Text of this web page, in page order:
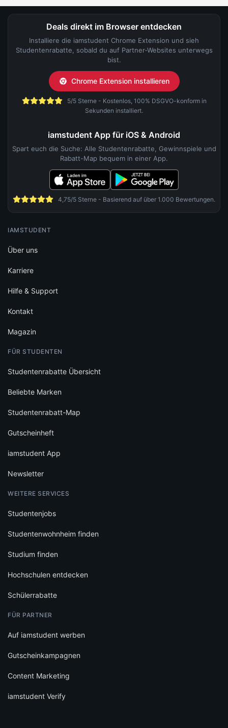
iamstudent App für iOS & Android
Spart euch die Suche: Alle Studentenrabatte, Gewinnspiele und
Rabatt-Map bequem in einer App.
4,75/5 Sterne - Basierend auf über 1.000 Bewertungen.
Karriere
Hilfe & Support
Magazin
FÜR STUDENTEN
Studentenrabatte Übersicht
Beliebte Marken
Studentenrabatt-Map
Gutscheinheft
iamstudent App
Newsletter
WEITERE SERVICES
Studentenjobs
Studentenwohnheim finden
Studium finden
Hochschulen entdecken
Schülerrabatte
FÜR PARTNER
Auf iamstudent werben
Gutscheinkampagnen
Content Marketing
iamstudent Verify
RECHTLICHES
Datenschutz
Cookie-Einstellungen
Infos zu Bewertungen
AGB